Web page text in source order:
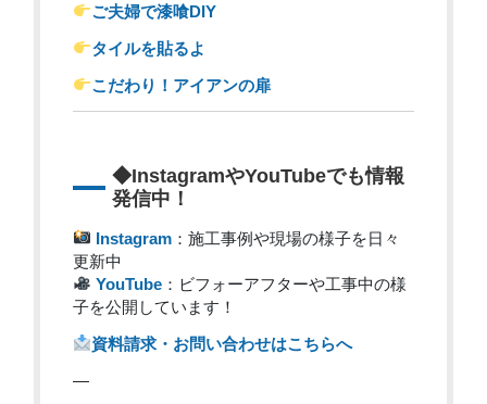
ご夫婦で漆喰DIY
タイルを貼るよ
こだわり！アイアンの扉
◆InstagramやYouTubeでも情報
発信中！
Instagram ：施工事例や現場の様子を日々
更新中
YouTube ：ビフォーアフターや工事中の様
子を公開しています！
資料請求・お問い合わせはこちらへ
—